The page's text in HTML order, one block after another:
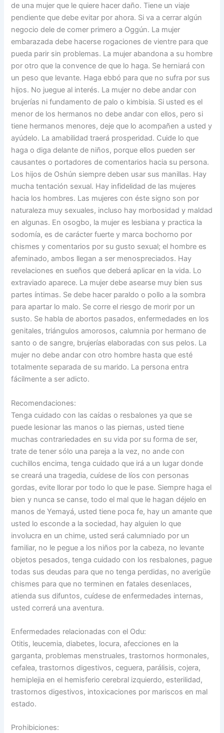
de una mujer que le quiere hacer daño. Tiene un viaje
pendiente que debe evitar por ahora. Si va a cerrar algún
negocio dele de comer primero a Oggún. La mujer
embarazada debe hacerse rogaciones de vientre para que
pueda parir sin problemas. La mujer abandona a su hombre
por otro que la convence de que lo haga. Se herniará con
un peso que levante. Haga ebbó para que no sufra por sus
hijos. No juegue al interés. La mujer no debe andar con
brujerías ni fundamento de palo o kimbisia. Si usted es el
menor de los hermanos no debe andar con ellos, pero si
tiene hermanos menores, deje que lo acompañen a usted y
ayúdelo. La amabilidad traerá prosperidad. Cuide lo que
haga o diga delante de niños, porque ellos pueden ser
causantes o portadores de comentarios hacia su persona.
Los hijos de Oshún siempre deben usar sus manillas. Hay
mucha tentación sexual. Hay infidelidad de las mujeres
hacia los hombres. Las mujeres con éste signo son por
naturaleza muy sexuales, incluso hay morbosidad y maldad
en algunas. En osogbo, la mujer es lesbiana y practica la
sodomía, es de carácter fuerte y marca bochorno por
chismes y comentarios por su gusto sexual; el hombre es
afeminado, ambos llegan a ser menospreciados. Hay
revelaciones en sueños que deberá aplicar en la vida. Lo
extraviado aparece. La mujer debe asearse muy bien sus
partes íntimas. Se debe hacer paraldo o pollo a la sombra
para apartar lo malo. Se corre el riesgo de morir por un
susto. Se habla de abortos pasados, enfermedades en los
genitales, triángulos amorosos, calumnia por hermano de
santo o de sangre, brujerías elaboradas con sus pelos. La
mujer no debe andar con otro hombre hasta que esté
totalmente separada de su marido. La persona entra
fácilmente a ser adicto.
Recomendaciones:
Tenga cuidado con las caídas o resbalones ya que se
puede lesionar las manos o las piernas, usted tiene
muchas contrariedades en su vida por su forma de ser,
trate de tener sólo una pareja a la vez, no ande con
cuchillos encima, tenga cuidado que irá a un lugar donde
se creará una tragedia, cuídese de líos con personas
gordas, evite llorar por todo lo que le pase. Siempre haga el
bien y nunca se canse, todo el mal que le hagan déjelo en
manos de Yemayá, usted tiene poca fe, hay un amante que
usted lo esconde a la sociedad, hay alguien lo que
involucra en un chime, usted será calumniado por un
familiar, no le pegue a los niños por la cabeza, no levante
objetos pesados, tenga cuidado con los resbalones, pague
todas sus deudas para que no tenga perdidas, no averigüe
chismes para que no terminen en fatales desenlaces,
atienda sus difuntos, cuídese de enfermedades internas,
usted correrá una aventura.
Enfermedades relacionadas con el Odu:
Otitis, leucemia, diabetes, locura, afecciones en la
garganta, problemas menstruales, trastornos hormonales,
cefalea, trastornos digestivos, ceguera, parálisis, cojera,
hemiplejia en el hemisferio cerebral izquierdo, esterilidad,
trastornos digestivos, intoxicaciones por mariscos en mal
estado.
Prohibiciones: